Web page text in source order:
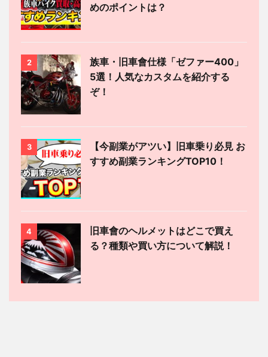
めのポイントは？
2
族車・旧車會仕様「ゼファー400」
5選！人気なカスタムを紹介する
ぞ！
3
【今副業がアツい】旧車乗り必見 お
すすめ副業ランキングTOP10！
4
旧車會のヘルメットはどこで買え
る？種類や買い方について解説！